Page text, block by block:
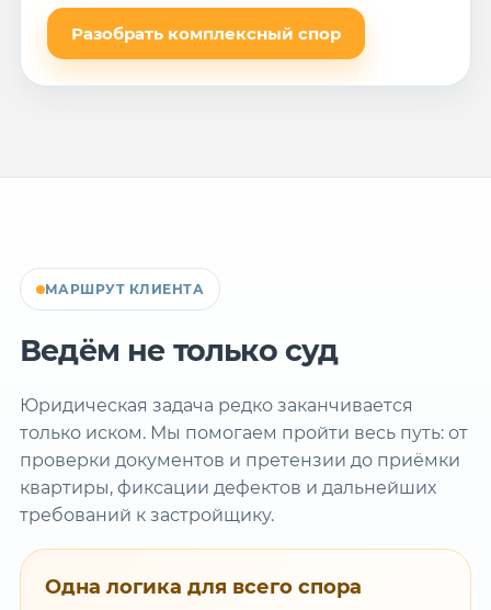
Разобрать комплексный спор
МАРШРУТ КЛИЕНТА
Ведём не только суд
Юридическая задача редко заканчивается
только иском. Мы помогаем пройти весь путь: от
проверки документов и претензии до приёмки
квартиры, фиксации дефектов и дальнейших
требований к застройщику.
Одна логика для всего спора